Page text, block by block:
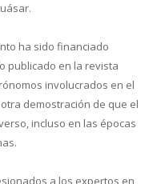
ha sido financiado
publicado en la revista
involucrados en el
demostración de que el
incluso en las épocas
a los expertos en